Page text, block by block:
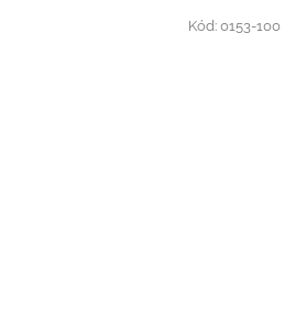
Kód:0153-100